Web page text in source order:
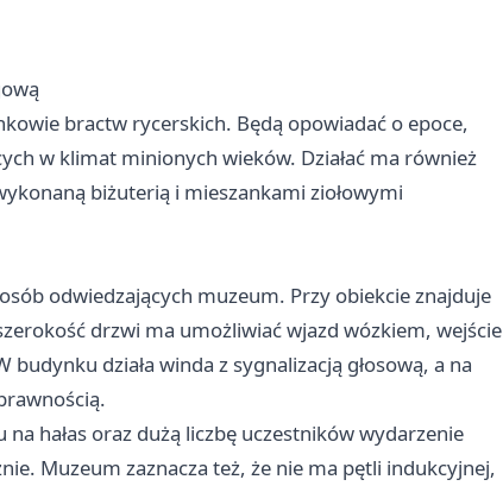
bractw rycerskich. Będą opowiadać o epoce,
w klimat minionych wieków. Działać ma również
biżuterią i mieszankami ziołowymi
odwiedzających muzeum. Przy obiekcie znajduje
drzwi ma umożliwiać wjazd wózkiem, wejście
działa winda z sygnalizacją głosową, a na
hałas oraz dużą liczbę uczestników wydarzenie
Muzeum zaznacza też, że nie ma pętli indukcyjnej,